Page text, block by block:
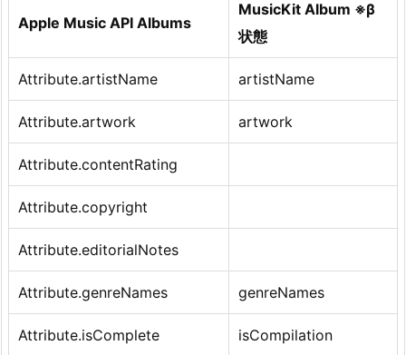
Apple Music API Albums
MusicKit Album ※β
状態
Attribute.artistName artistName
Attribute.artwork artwork
Attribute.contentRating
Attribute.copyright
Attribute.editorialNotes
Attribute.genreNames genreNames
Attribute.isComplete isCompilation